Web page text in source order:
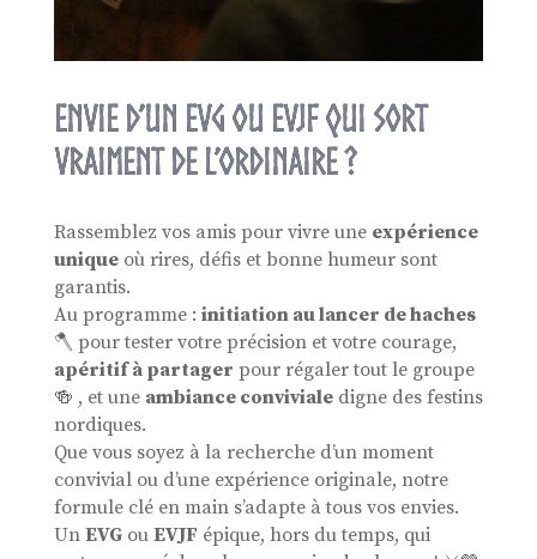
Envie d’un EVG ou EVJF qui sort
vraiment de l’ordinaire ?
Rassemblez vos amis pour vivre une expérience
uniqueoù rires, défis et bonne humeur sont
garantis.
Au programme : initiation au lancer de haches
🪓 pour tester votre précision et votre courage,
apéritif à partager pour régaler tout le groupe
🍻 , et une ambiance convivialedigne des festins
nordiques.
Que vous soyez à la recherche d’un moment
convivial ou d’une expérience originale, notre
formule clé en main s’adapte à tous vos envies.
Un EVGou EVJF épique, hors du temps, qui